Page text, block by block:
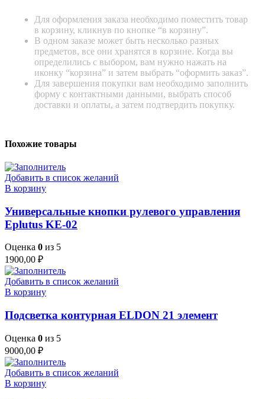
Для оформления заказа необходимо поместить товар
в корзину, кликнув по кнопке “в корзину”.
В одном заказе может быть несколько разных
предметов, все они хранятся в корзине. Когда вы
определились с выбором, вам нужно нажать на
иконку “корзина” и затем выбрать “оформить заказ”.
Для завершения покупки вам необходимо заполнить
форму с контактными данными, выбрать способ
доставки и оплаты, а затем подтвердить покупку.
Похожие товары
Добавить в список желаний
В корзину
Универсальные кнопки рулевого управления
Eplutus KE-02
Оценка 0 из 5
1900,00 ₽
Добавить в список желаний
В корзину
Подсветка контурная ELDON 21 элемент
Оценка 0 из 5
9000,00 ₽
Добавить в список желаний
В корзину